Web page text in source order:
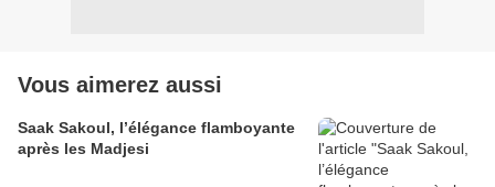
Vous aimerez aussi
Saak Sakoul, l’élégance flamboyante
après les Madjesi